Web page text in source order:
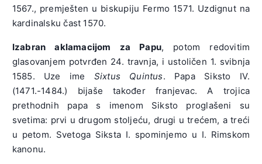
1567., premješten u biskupiju Fermo 1571. Uzdignut na
kardinalsku čast 1570.
Izabran aklamacijom za Papu, potom redovitim
glasovanjem potvrđen 24. travnja, i ustoličen 1. svibnja
1585. Uze ime Sixtus Quintus. Papa Siksto IV.
(1471.-1484.) bijaše također franjevac. A trojica
prethodnih papa s imenom Siksto proglašeni su
svetima: prvi u drugom stoljeću, drugi u trećem, a treći
u petom. Svetoga Siksta I. spominjemo u I. Rimskom
kanonu.